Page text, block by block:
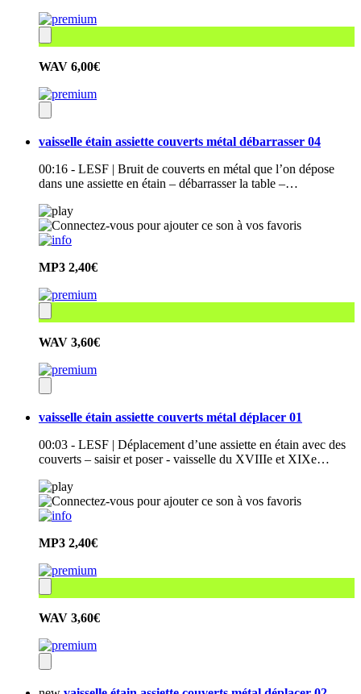
WAV 6,00€
vaisselle étain assiette couverts métal débarrasser 04
00:16 - LESF | Bruit de couverts en métal que l’on dépose
dans une assiette en étain – débarrasser la table –…
MP3 2,40€
WAV 3,60€
vaisselle étain assiette couverts métal déplacer 01
00:03 - LESF | Déplacement d’une assiette en étain avec des
couverts – saisir et poser - vaisselle du XVIIIe et XIXe…
MP3 2,40€
WAV 3,60€